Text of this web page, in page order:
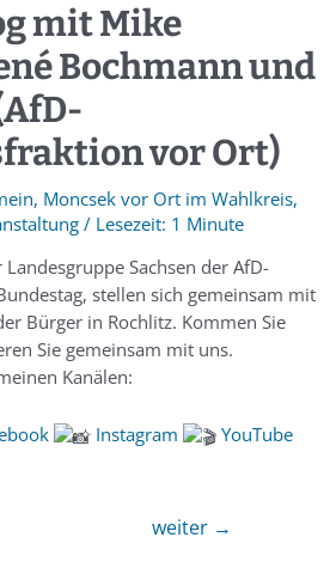
mit Mike
Bochmann und
vor Ort)
, Moncsek vor Ort im Wahlkreis,
/
1 Minute
Sachsen der AfD-
stellen sich gemeinsam mit
Bürger in Rochlitz. Kommen Sie
Sie gemeinsam mit uns.
Kanälen:
Instagram
YouTube
weiter →